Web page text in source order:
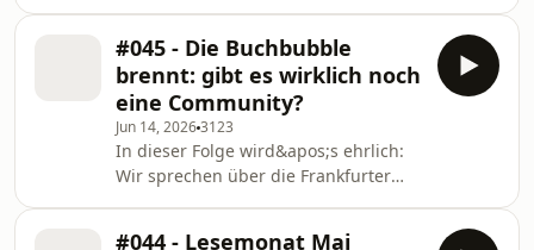
ganz leicht) verabschieden? Macht
mit, spielt mit und ver
euch unsere persönliche
Sommerleseliste für 2026 vor – von
großen Romance-Gefühlen über
perfekte Urlaubsreads bis hin zu
Geschichten, die nach Sonne,
Eiscreme und langen Tagen am
Wasser schreien.Wir sprechen
darüber, welche Bücher wir in den
#045 - Die Buchbubble
brennt: gibt es wirklich noch
eine Community?
Jun 14, 20263123
In dieser Folge wird&apos;s ehrlich:
Wir sprechen über die Frankfurter
#044 - Lesemonat Mai